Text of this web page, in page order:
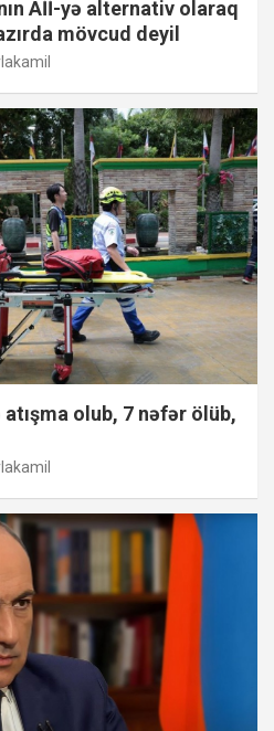
Aİİ-yə alternativ olaraq
mövcud deyil
olub, 7 nəfər ölüb,